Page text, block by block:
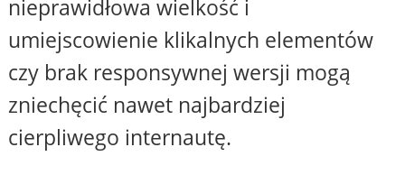
nieprawidłowa wielkość i
umiejscowienie klikalnych elementów
czy brak responsywnej wersji mogą
zniechęcić nawet najbardziej
cierpliwego internautę.